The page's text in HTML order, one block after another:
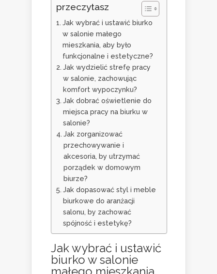
przeczytasz
Jak wybrać i ustawić biurko
w salonie małego
mieszkania, aby było
funkcjonalne i estetyczne?
Jak wydzielić strefę pracy
w salonie, zachowując
komfort wypoczynku?
Jak dobrać oświetlenie do
miejsca pracy na biurku w
salonie?
Jak zorganizować
przechowywanie i
akcesoria, by utrzymać
porządek w domowym
biurze?
Jak dopasować styl i meble
biurkowe do aranżacji
salonu, by zachować
spójność i estetykę?
Jak wybrać i ustawić
biurko w salonie